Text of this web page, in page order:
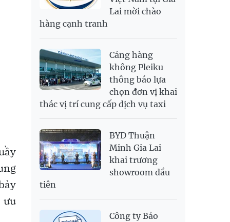
ưu
2,702.79
2,817.41
SGD
USD
26,000 26,030 26,410
Lai mời chào
hàng cạnh tranh
Cảng hàng
không Pleiku
thông báo lựa
chọn đơn vị khai
thác vị trí cung cấp dịch vụ taxi
BYD Thuận
Minh Gia Lai
khai trương
showroom đầu
tiên
Công ty Bảo